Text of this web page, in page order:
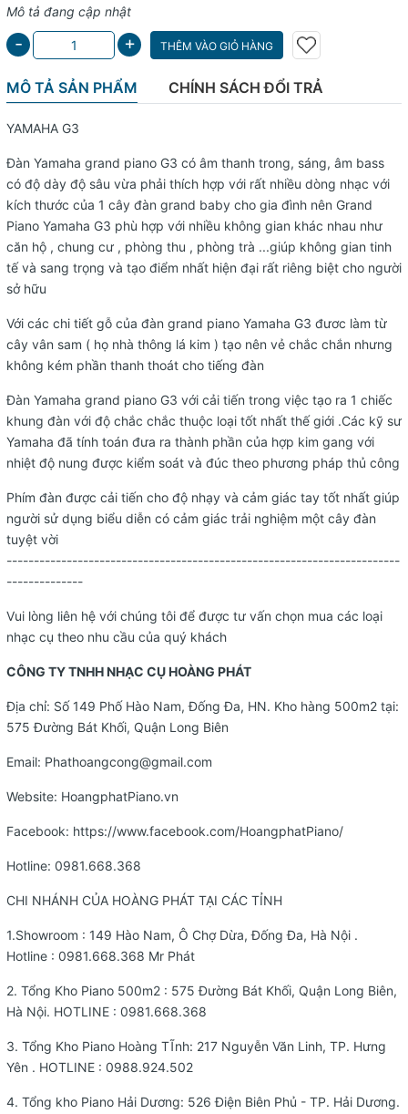
Mô tả đang cập nhật
- + THÊM VÀO GIỎ HÀNG
MÔ TẢ SẢN PHẨM CHÍNH SÁCH ĐỔI TRẢ
YAMAHA G3
Đàn Yamaha grand piano G3 có âm thanh trong, sáng, âm bass
có độ dày độ sâu vừa phải thích hợp với rất nhiều dòng nhạc với
kích thước của 1 cây đàn grand baby cho gia đình nên Grand
Piano Yamaha G3 phù hợp với nhiều không gian khác nhau như
căn hộ , chung cư , phòng thu , phòng trà ...giúp không gian tinh
tế và sang trọng và tạo điểm nhất hiện đại rất riêng biệt cho người
sở hữu
Với các chi tiết gỗ của đàn grand piano Yamaha G3 đươc làm từ
cây vân sam ( họ nhà thông lá kim ) tạo nên vẻ chắc chắn nhưng
không kém phần thanh thoát cho tiếng đàn
Đàn Yamaha grand piano G3 với cải tiến trong việc tạo ra 1 chiếc
khung đàn với độ chắc chắc thuộc loại tốt nhất thế giới .Các kỹ sư
Yamaha đã tính toán đưa ra thành phần của hợp kim gang với
nhiệt độ nung được kiểm soát và đúc theo phương pháp thủ công
Phím đàn được cải tiến cho độ nhạy và cảm giác tay tốt nhất giúp
người sử dụng biểu diễn có cảm giác trải nghiệm một cây đàn
tuyệt vời
------------------------------------------------------------------------
--------------
Vui lòng liên hệ với chúng tôi để được tư vấn chọn mua các loại
nhạc cụ theo nhu cầu của quý khách
CÔNG TY TNHH NHẠC CỤ HOÀNG PHÁT
Địa chỉ: Số 149 Phố Hào Nam, Đống Đa, HN. Kho hàng 500m2 tại:
575 Đường Bát Khối, Quận Long Biên
Email: Phathoangcong@gmail.com
Website: HoangphatPiano.vn
Facebook: https://www.facebook.com/HoangphatPiano/
Hotline: 0981.668.368
CHI NHÁNH CỦA HOÀNG PHÁT TẠI CÁC TỈNH
1.Showroom : 149 Hào Nam, Ô Chợ Dừa, Đống Đa, Hà Nội .
Hotline : 0981.668.368 Mr Phát
2. Tổng Kho Piano 500m2 : 575 Đường Bát Khối, Quận Long Biên,
Hà Nội. HOTLINE : 0981.668.368
3. Tổng Kho Piano Hoàng TĨnh: 217 Nguyễn Văn Linh, TP. Hưng
Yên . HOTLINE : 0988.924.502
4. Tổng kho Piano Hải Dương: 526 Điện Biên Phủ - TP. Hải Dương.